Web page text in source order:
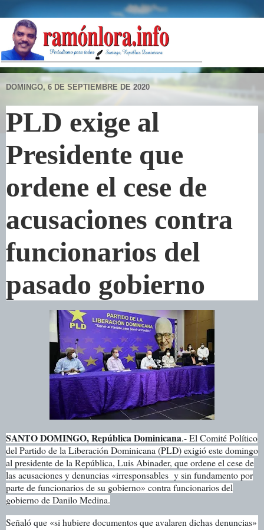
DOMINGO, 6 DE SEPTIEMBRE DE 2020
PLD exige al
Presidente que
ordene el cese de
acusaciones contra
funcionarios del
pasado gobierno
SANTO DOMINGO, República Dominicana.- El Comité Político
del Partido de la Liberación Dominicana (PLD) exigió este domingo
al presidente de la República, Luis Abinader, que ordene el cese de
las acusaciones y denuncias «irresponsables y sin fundamento por
parte de funcionarios de su gobierno» contra funcionarios del
gobierno de Danilo Medina.
Señaló que «si hubiere documentos que avalaren dichas denuncias»